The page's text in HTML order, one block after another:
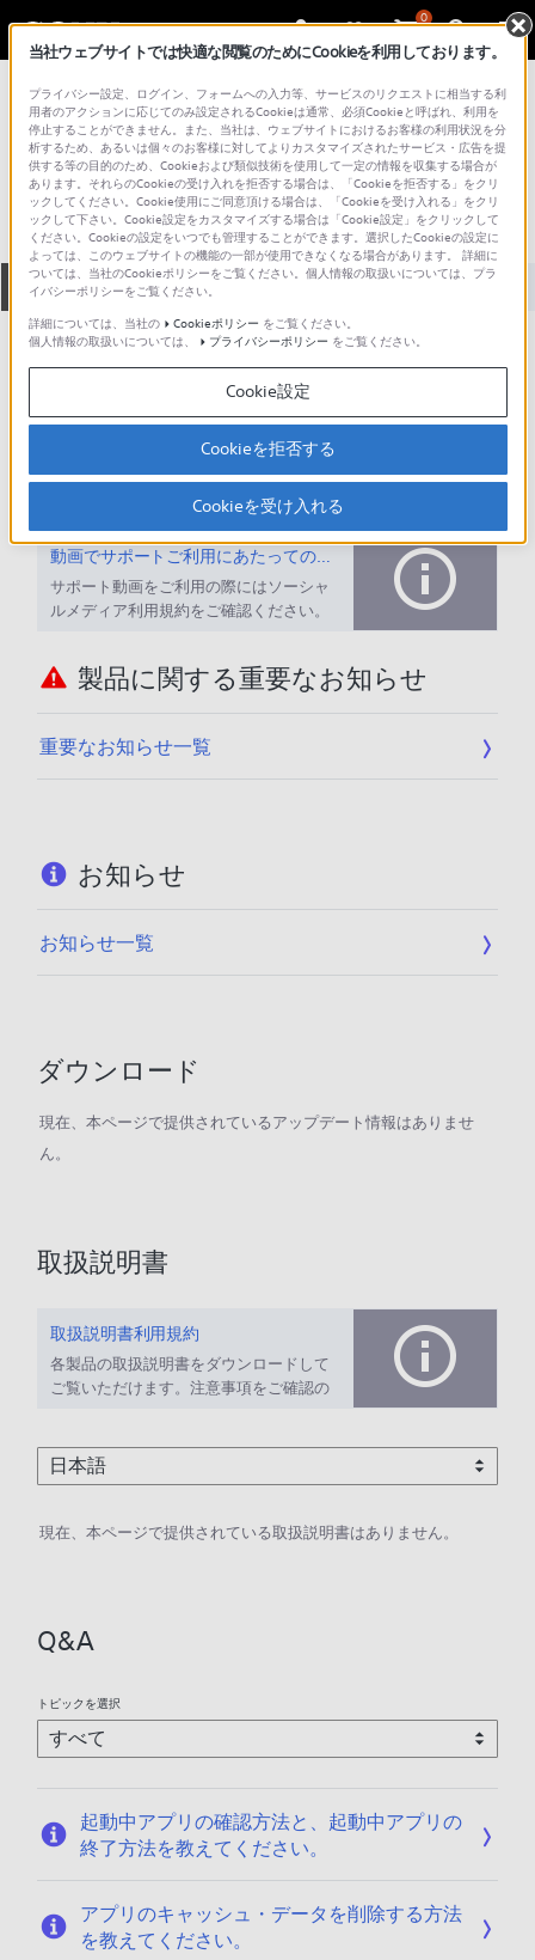
0
総合サポート・お問い合わせ タブレット
SGPT211US
全て ダウンロード 取扱説明書 Q&A
製品に関する重要なお知らせ
お知らせ
ご意見箱 ／改善事例紹介
動画でサポートご利用にあたってのお願い
サポート動画をご利用の際にはソーシャ
ルメディア利用規約をご確認ください。
製品に関する重要なお知らせ
重要なお知らせ一覧
お知らせ
お知らせ一覧
ダウンロード
現在、本ページで提供されているアップデート情報はありませ
ん。
取扱説明書
取扱説明書利用規約
各製品の取扱説明書をダウンロードして
ご覧いただけます。注意事項をご確認の
現在、本ページで提供されている取扱説明書はありません。
Q&A
トピックを選択
起動中アプリの確認方法と、起動中アプリの
終了方法を教えてください。
アプリのキャッシュ・データを削除する方法
を教えてください。
当社ウェブサイトでは快適な閲覧のためにCookieを利用しております。
プライバシー設定、ログイン、フォームへの入力等、サービスのリクエストに相当する利
用者のアクションに応じてのみ設定されるCookieは通常、必須Cookieと呼ばれ、利用を
停止することができません。また、当社は、ウェブサイトにおけるお客様の利用状況を分
析するため、あるいは個々のお客様に対してよりカスタマイズされたサービス・広告を提
供する等の目的のため、Cookieおよび類似技術を使用して一定の情報を収集する場合が
あります。それらのCookieの受け入れを拒否する場合は、「Cookieを拒否する」をクリ
ックしてください。Cookie使用にご同意頂ける場合は、「Cookieを受け入れる」をクリ
ックして下さい。Cookie設定をカスタマイズする場合は「Cookie設定」をクリックして
ください。Cookieの設定をいつでも管理することができます。選択したCookieの設定に
よっては、このウェブサイトの機能の一部が使用できなくなる場合があります。 詳細に
ついては、当社のCookieポリシーをご覧ください。個人情報の取扱いについては、プラ
イバシーポリシーをご覧ください。
詳細については、当社の
Cookieポリシー をご覧ください。
個人情報の取扱いについては、
プライバシーポリシー をご覧ください。
Cookie設定
Cookieを拒否する
Cookieを受け入れる